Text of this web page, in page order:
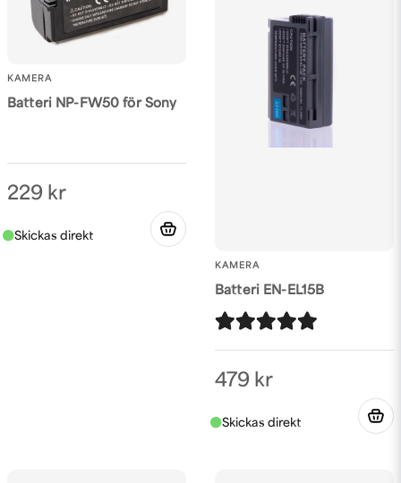
KAMERA
Batteri NP-FW50 för Sony
229 kr
KAMERA
Batteri EN-EL15B
479 kr